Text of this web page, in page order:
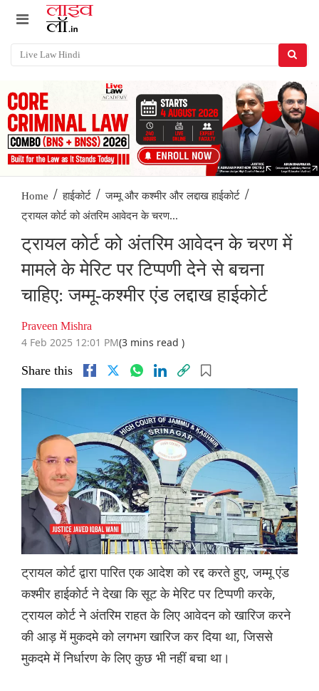
Home / हाईकोर्ट / जम्मू और कश्मीर और लद्दाख हाईकोर्ट /
ट्रायल कोर्ट को अंतरिम आवेदन के चरण...
ट्रायल कोर्ट को अंतरिम आवेदन के चरण में
मामले के मेरिट पर टिप्पणी देने से बचना
चाहिए: जम्मू-कश्मीर एंड लद्दाख हाईकोर्ट
Praveen Mishra
4 Feb 2025 12:01 PM(3 mins read )
Share this
ट्रायल कोर्ट द्वारा पारित एक आदेश को रद्द करते हुए, जम्मू एंड
कश्मीर हाईकोर्ट ने देखा कि सूट के मेरिट पर टिप्पणी करके,
ट्रायल कोर्ट ने अंतरिम राहत के लिए आवेदन को खारिज करने
की आड़ में मुकदमे को लगभग खारिज कर दिया था, जिससे
मुकदमे में निर्धारण के लिए कुछ भी नहीं बचा था।